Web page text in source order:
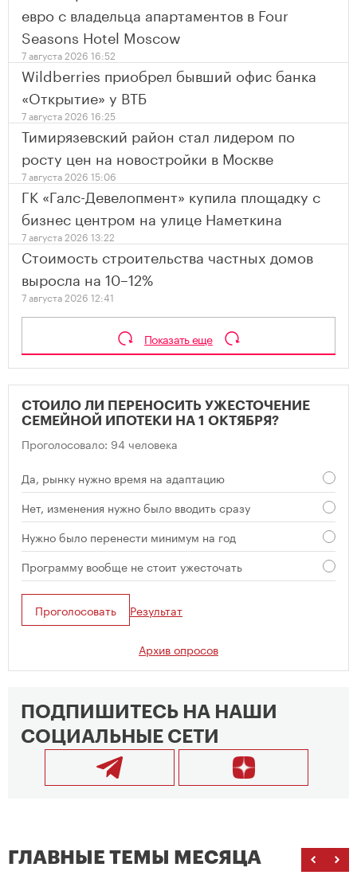
евро с владельца апартаментов в Four
Seasons Hotel Moscow
7 августа 2026 16:52
Wildberries приобрел бывший офис банка
«Открытие» у ВТБ
7 августа 2026 16:25
Тимирязевский район стал лидером по
росту цен на новостройки в Москве
7 августа 2026 15:06
ГК «Галс-Девелопмент» купила площадку с
бизнес центром на улице Наметкина
7 августа 2026 13:22
Стоимость строительства частных домов
выросла на 10–12%
7 августа 2026 12:41
Показать еще
СТОИЛО ЛИ ПЕРЕНОСИТЬ УЖЕСТОЧЕНИЕ
СЕМЕЙНОЙ ИПОТЕКИ НА 1 ОКТЯБРЯ?
Проголосовало: 94 человека
Да, рынку нужно время на адаптацию
Нет, изменения нужно было вводить сразу
Нужно было перенести минимум на год
Программу вообще не стоит ужесточать
Проголосовать Результат
Архив опросов
ПОДПИШИТЕСЬ НА НАШИ
СОЦИАЛЬНЫЕ СЕТИ
ГЛАВНЫЕ ТЕМЫ МЕСЯЦА